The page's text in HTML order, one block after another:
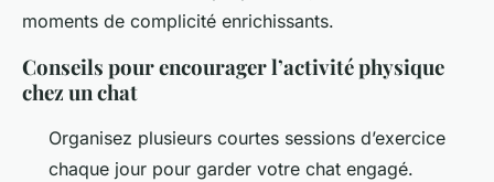
moments de complicité enrichissants.
Conseils pour encourager l’activité physique
chez un chat
Organisez plusieurs courtes sessions d’exercice
chaque jour pour garder votre chat engagé.